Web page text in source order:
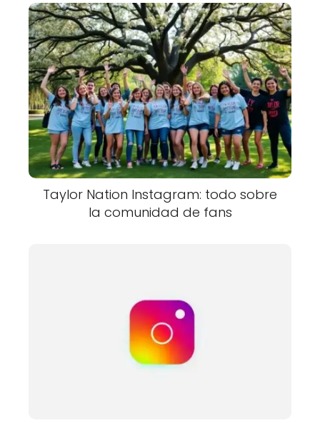
Taylor Nation Instagram: todo sobre
la comunidad de fans